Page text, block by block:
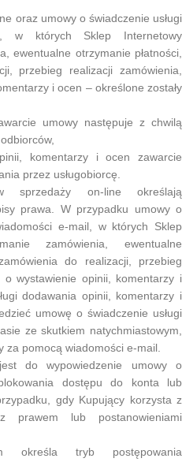
oraz umowy o świadczenie usługi
w których Sklep Internetowy
ewentualne otrzymanie płatności,
przebieg realizacji zamówienia,
i ocen – określone zostały
umowy następuje z chwilą
komentarzy i ocen zawarcie
przez usługobiorcę.
sprzedaży on-line określają
prawa. W przypadku umowy o
e-mail, w których Sklep
zamówienia, ewentualne
do realizacji, przebieg
wystawienie opinii, komentarzy i
dodawania opinii, komentarzy i
umowę o świadczenie usługi
ze skutkiem natychmiastowym,
za pomocą wiadomości e-mail.
do wypowiedzenie umowy o
dostępu do konta lub
gdy Kupujący korzysta z
prawem lub postanowieniami
określa tryb postępowania